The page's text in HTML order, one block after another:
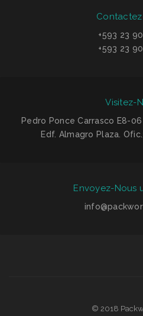
+593 23
+593 23
Visitez-
Pedro Ponce Carrasco E8-
Edf. Almagro Plaza.
Envoyez-Nous
© 2018